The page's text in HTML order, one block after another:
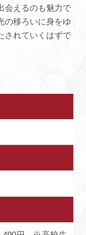
会えるのも魅力で
の移ろいに身をゆ
れていくはずで